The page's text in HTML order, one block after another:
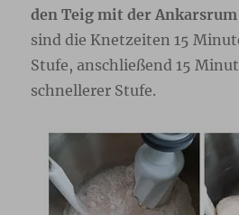
den Teig mit der
sind die Knetzeiten 15
Stufe, anschließend 15
schnellerer Stufe.